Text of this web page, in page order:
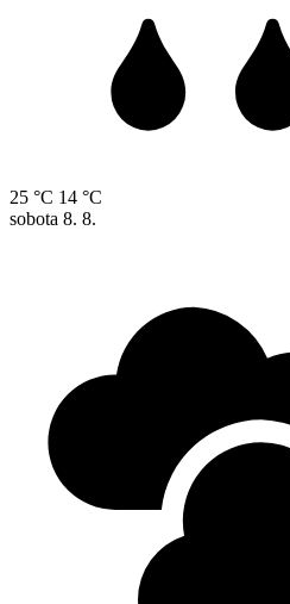
25 °C 14 °C
sobota 8. 8.